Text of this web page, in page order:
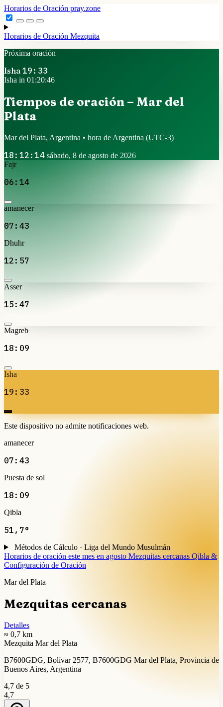
Horarios de Oración pray.zone
Horarios de Oración Mezquita
Próxima oración
Isha 19:33
Isha in 01:20:46
Tiempos de oración – Mar del
Plata
Mar del Plata, Argentina • hora de Argentina (UTC-3)
18:12:14 sábado, 8 de agosto de 2026
Fajr
06:14
amanecer
07:43
Dhuhr
12:57
Asser
15:47
Magreb
18:09
Isha
19:33
Este dispositivo no admite notificaciones web.
amanecer
07:43
Puesta de sol
18:09
Qibla
51,7°
Métodos de Cálculo · Liga del Mundo Musulmán
Horarios de oración este mes en agosto Mezquitas cercanas Qibla &
Configuración de Oración
Mar del Plata
Mezquitas cercanas
Detalles
≈ 0,7 km
Mezquita Mar del Plata
B7600GDG, Bolívar 2577, B7600GDG Mar del Plata, Provincia de
Buenos Aires, Argentina
4,7 de 5
4,7